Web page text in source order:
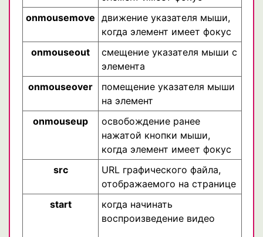
onmousemove движение указателя мыши,
когда элемент имеет фокус
onmouseout
смещение указателя мыши с
элемента
onmouseover
помещение указателя мыши
на элемент
onmouseup
освобождение ранее
нажатой кнопки мыши,
когда элемент имеет фокус
src
URL графического файла,
отображаемого на странице
start
когда начинать
воспроизведение видео